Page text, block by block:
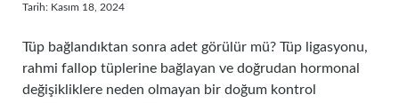
Tarih: Kasım 18, 2024
Tüp bağlandıktan sonra adet görülür mü? Tüp ligasyonu,
rahmi fallop tüplerine bağlayan ve doğrudan hormonal
değişikliklere neden olmayan bir doğum kontrol